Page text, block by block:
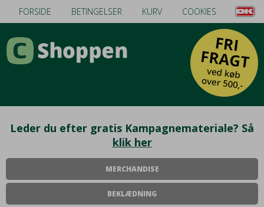
FORSIDE BETINGELSER KURV COOKIES
Leder du efter gratis Kampagnemateriale? Så
klik her
MERCHANDISE
BEKLÆDNING